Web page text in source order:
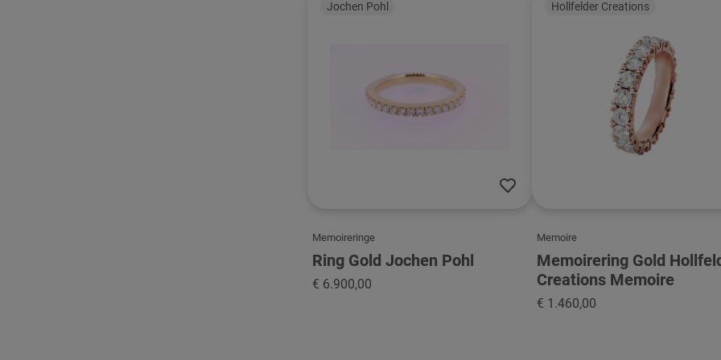
Jochen Pohl
Memoireringe
Ring Gold Jochen Pohl
€ 6.900,00
Hollfelder Creations
Memoire
Memoirering Gold
Creations Memoire
€ 1.460,00